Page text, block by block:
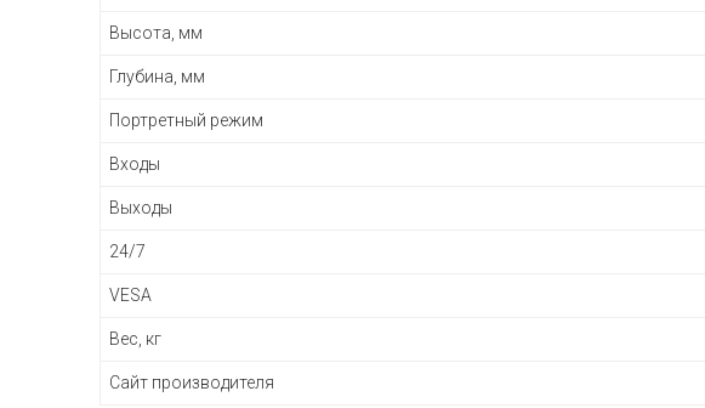
Высота, мм
Глубина, мм
Портретный режим
Входы
Выходы
24/7
VESA
Вес, кг
Сайт производителя